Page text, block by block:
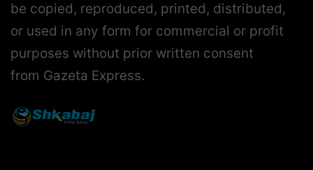
be copied, reproduced, printed, distributed,
or used in any form for commercial or profit
purposes without prior written consent
from Gazeta Express.